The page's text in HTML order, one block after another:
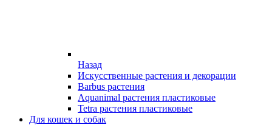
Назад
Искусственные растения и декорации
Barbus растения
Aquanimal растения пластиковые
Tetra растения пластиковые
Для кошек и собак